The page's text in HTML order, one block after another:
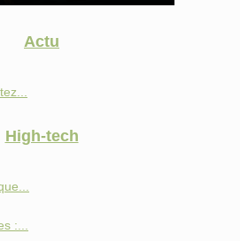
Actu
High-tech
:...